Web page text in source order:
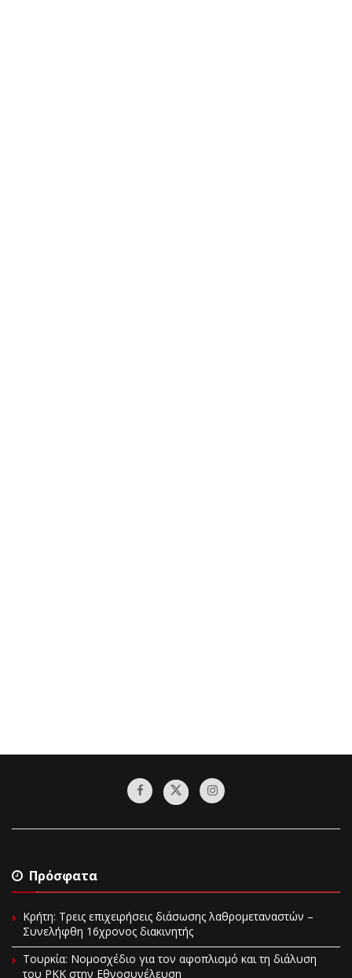
Πρόσφατα
Κρήτη: Τρεις επιχειρήσεις διάσωσης λαθρομεταναστών –
Συνελήφθη 16χρονος διακινητής
Τουρκία: Νομοσχέδιο για τον αφοπλισμό και τη διάλυση
του PKK στην Εθνοσυνέλευση